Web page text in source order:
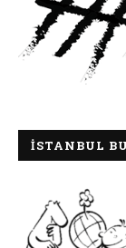
İSTANBUL